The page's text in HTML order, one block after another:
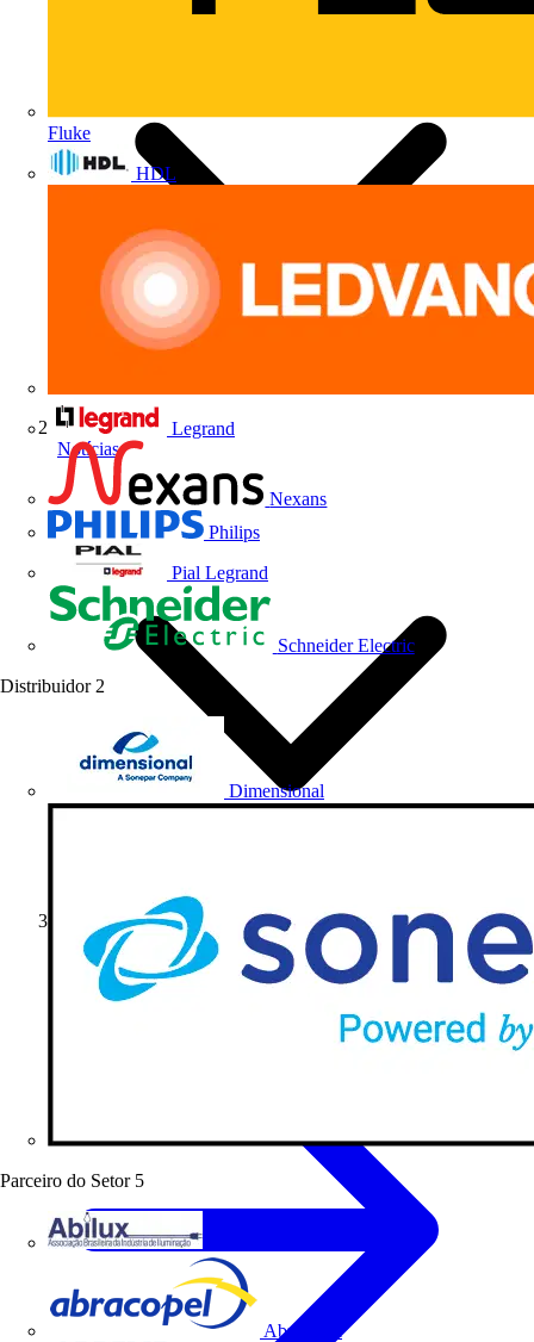
Fluke
HDL
Legrand
Nexans
Philips
Pial Legrand
Schneider Electric
Distribuidor 2
Dimensional
Parceiro do Setor 5
Abracopel
Notícias
Artigos Técnicos